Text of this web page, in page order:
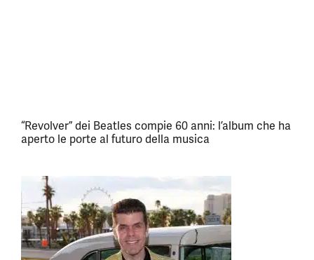
“Revolver” dei Beatles compie 60 anni: l’album che ha
aperto le porte al futuro della musica